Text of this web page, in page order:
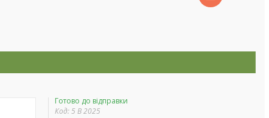
Готово до відправки
Код:5 В 2025